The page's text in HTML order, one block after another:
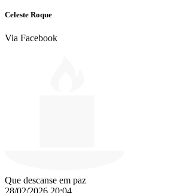
Celeste Roque
Via Facebook
Que descanse em paz